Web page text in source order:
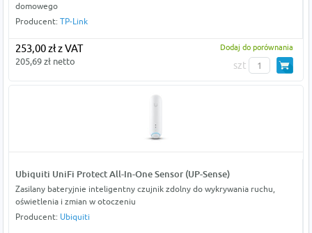
domowego
Producent: TP-Link
253,00 zł z VAT
205,69 zł netto
Dodaj do porównania
szt
Ubiquiti UniFi Protect All-In-One Sensor (UP-Sense)
Zasilany bateryjnie inteligentny czujnik zdolny do wykrywania ruchu,
oświetlenia i zmian w otoczeniu
Producent: Ubiquiti